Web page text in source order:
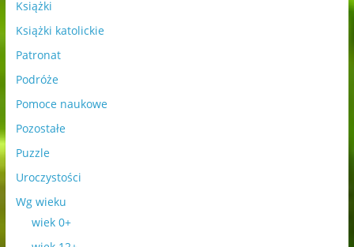
Książki
Książki katolickie
Patronat
Podróże
Pomoce naukowe
Pozostałe
Puzzle
Uroczystości
Wg wieku
wiek 0+